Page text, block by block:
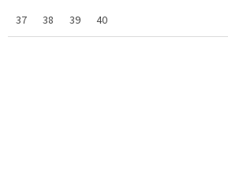
37
38 39 40